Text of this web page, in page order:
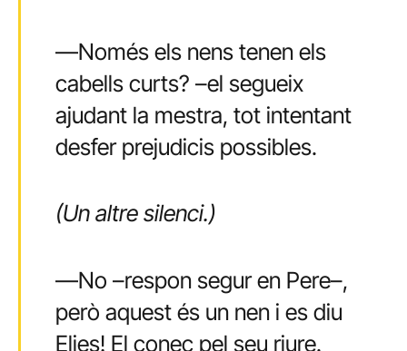
—Només els nens tenen els
cabells curts? –el segueix
ajudant la mestra, tot intentant
desfer prejudicis possibles.
(Un altre silenci.)
—No –respon segur en Pere–,
però aquest és un nen i es diu
Elies! El conec pel seu riure.